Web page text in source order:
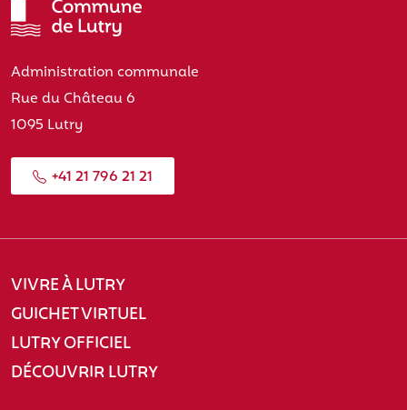
Administration communale
Rue du Château 6
1095 Lutry
+41 21 796 21 21
VIVRE À LUTRY
GUICHET VIRTUEL
LUTRY OFFICIEL
DÉCOUVRIR LUTRY